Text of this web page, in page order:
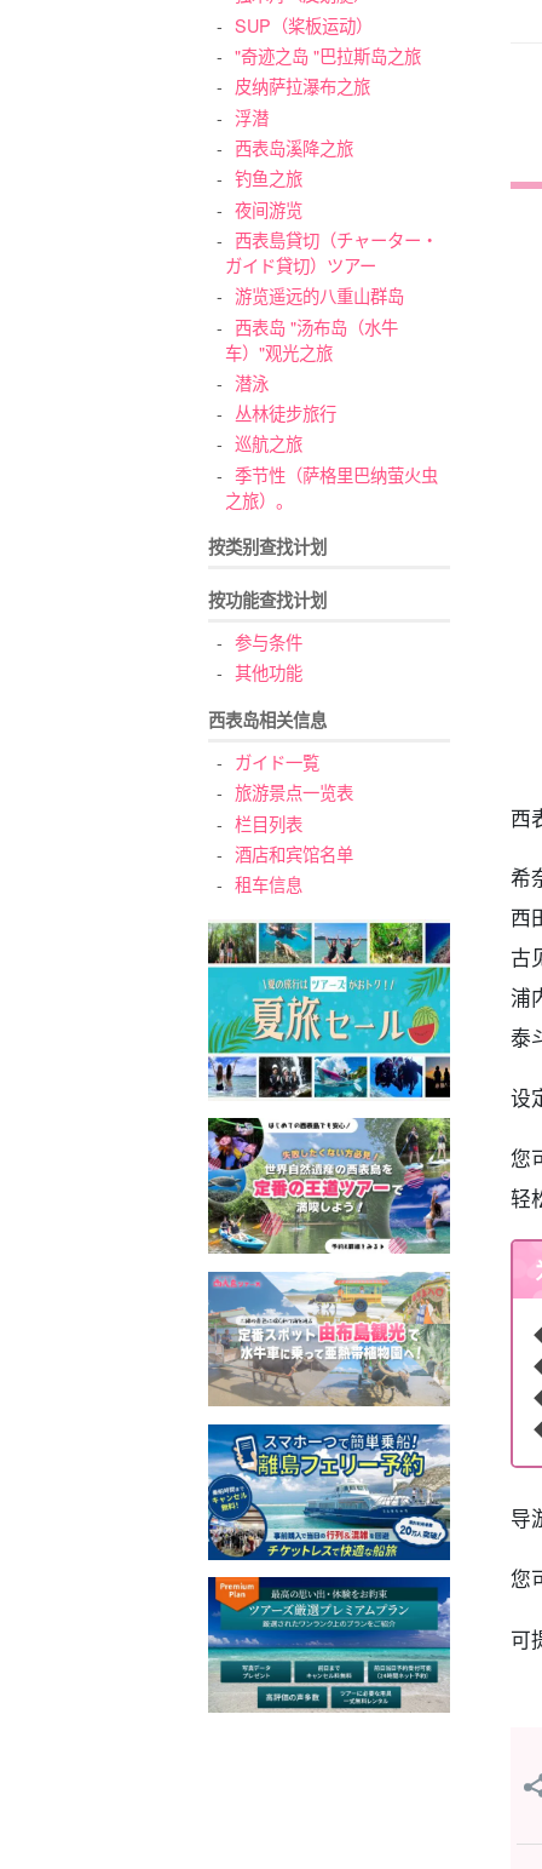
SUP（桨板运动）
"奇迹之岛 "巴拉斯岛之旅
皮纳萨拉瀑布之旅
浮潜
西表岛溪降之旅
钓鱼之旅
夜间游览
西表島貸切（チャーター・
ガイド貸切）ツアー
游览遥远的八重山群岛
西表岛 "汤布岛（水牛
车）"观光之旅
潜泳
丛林徒步旅行
巡航之旅
季节性（萨格里巴纳萤火虫
之旅）。
按类别查找计划
按功能查找计划
参与条件
其他功能
西表岛相关信息
ガイド一覧
旅游景点一览表
栏目列表
酒店和宾馆名单
租车信息
西
希
西
古
浦
泰
设
您
轻
导
您
可